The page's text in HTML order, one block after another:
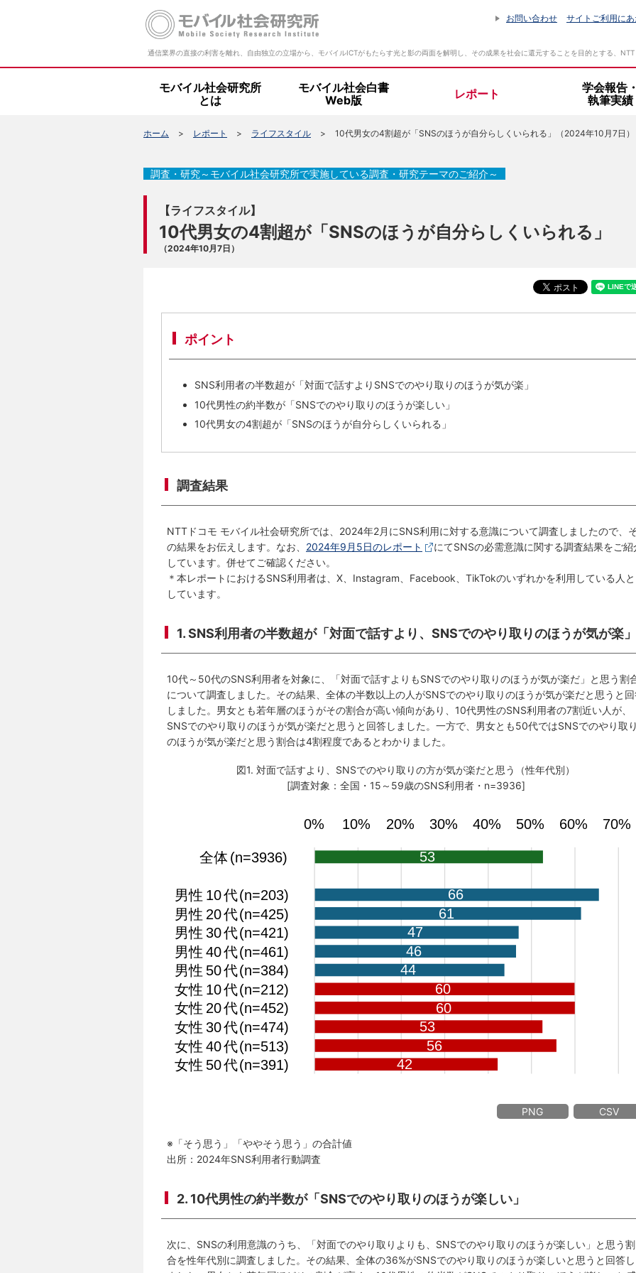
お問い合わせ サイトご利用に
通信業界の直接の利害を離れ、自由独立の立場から、モバイルICTがもたらす光と影の両面を解明し、その成果を社会に還元することを目的とする、NTT
モバイル社会研究所
とは
所長挨拶
モバイル社会白書
Web版
レポート
学会報告・
執筆実績
ホーム レポート ライフスタイル 10代男女の4割超が「SNSのほうが自分らしくいられる」（2024年10月7日）
【ライフスタイル】
10代男女の4割超が「SNSのほうが自分らしくいられる」
（2024年10月7日）
調査・研究～モバイル社会研究所で実施している調査・研究テーマのご紹介～
ポイント
SNS利用者の半数超が「対面で話すよりSNSでのやり取りのほうが気が楽」
10代男性の約半数が「SNSでのやり取りのほうが楽しい」
10代男女の4割超が「SNSのほうが自分らしくいられる」
調査結果
NTTドコモ モバイル社会研究所では、2024年2月にSNS利用に対する意識について調査しましたので、
の結果をお伝えします。なお、 2024年9月5日のレポート
にてSNSの必需意識に関する調査結果をご紹
しています。併せてご確認ください。
＊本レポートにおけるSNS利用者は、X、Instagram、Facebook、TikTokのいずれかを利用している人と
しています。
1. SNS利用者の半数超が「対面で話すより、SNSでのやり取りのほうが気が楽」
10代～50代のSNS利用者を対象に、「対面で話すよりもSNSでのやり取りのほうが気が楽だ」と思う割
について調査しました。その結果、全体の半数以上の人がSNSでのやり取りのほうが気が楽だと思うと
しました。男女とも若年層のほうがその割合が高い傾向があり、10代男性のSNS利用者の7割近い人が、
SNSでのやり取りのほうが気が楽だと思うと回答しました。一方で、男女とも50代ではSNSでのやり取り
のほうが気が楽だと思う割合は4割程度であるとわかりました。
図1. 対面で話すより、SNSでのやり取りの方が気が楽だと思う（性年代別）
[調査対象：全国・15～59歳のSNS利用者・n=3936]
PNG CSV
※「そう思う」「ややそう思う」の合計値
出所：2024年SNS利用者行動調査
2. 10代男性の約半数が「SNSでのやり取りのほうが楽しい」
次に、SNSの利用意識のうち、「対面でのやり取りよりも、SNSでのやり取りのほうが楽しい」と思う割
合を性年代別に調査しました。その結果、全体の36%がSNSでのやり取りのほうが楽しいと思うと回答し